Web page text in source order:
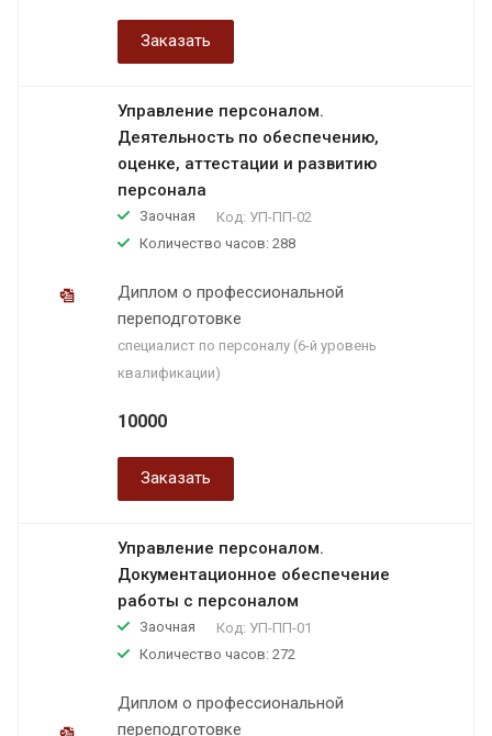
Заказать
Управление персоналом.
Деятельность по обеспечению,
оценке, аттестации и развитию
персонала
Заочная Код: УП-ПП-02
Количество часов: 288
Диплом о профессиональной
переподготовке
специалист по персоналу (6-й уровень
квалификации)
10000
Заказать
Управление персоналом.
Документационное обеспечение
работы с персоналом
Заочная Код: УП-ПП-01
Количество часов: 272
Диплом о профессиональной
переподготовке